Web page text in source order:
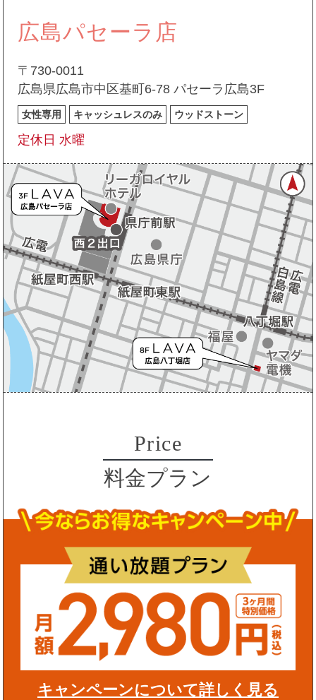
広島パセーラ店
〒730-0011
広島県広島市中区基町6-78 パセーラ広島3F
女性専用 キャッシュレスのみ ウッドストーン
定休日 水曜
Price
料金プラン
キャンペーンについて詳しく見る